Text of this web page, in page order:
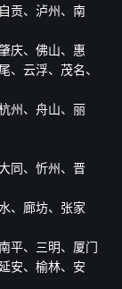
贡、泸州、南
庆、佛山、惠
、云浮、茂名、
州、舟山、丽
同、忻州、晋
、廊坊、张家
平、三明、厦门
安、榆林、安